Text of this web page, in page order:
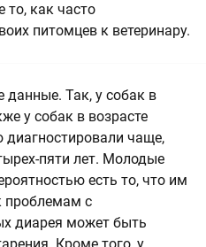
то, как часто
питомцев к ветеринару.
данные. Так, у собак в
у собак в возрасте
чаще,
пяти лет. Молодые
есть то, что им
проблемам с
диарея может быть